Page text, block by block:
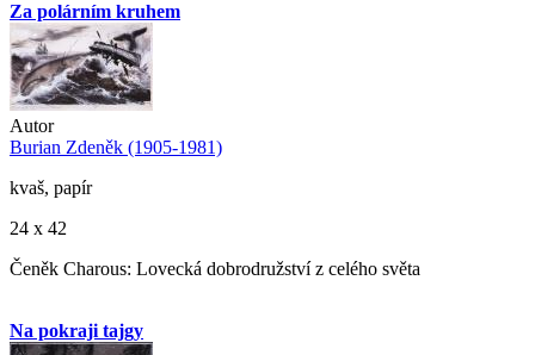
Za polárním kruhem
Autor
Burian Zdeněk (1905-1981)
kvaš, papír
24 x 42
Čeněk Charous: Lovecká dobrodružství z celého světa
Na pokraji tajgy